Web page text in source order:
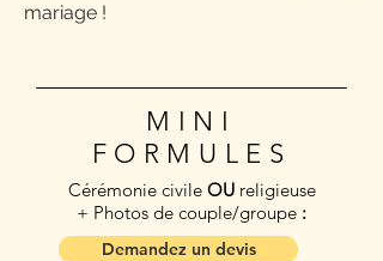
mariage !
MINI
FORMULES
Demandez un devis
Cérémonie civile OUreligieuse
+ Photos de couple/groupe :